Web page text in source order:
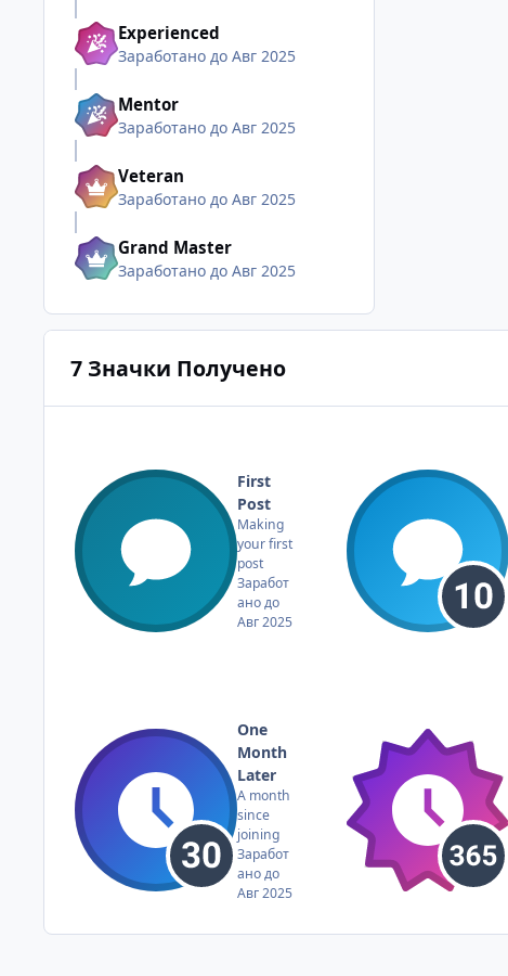
Experienced
Заработано до Авг 2025
Mentor
Заработано до Авг 2025
Veteran
Заработано до Авг 2025
Grand Master
Заработано до Авг 2025
7 Значки Получено
First
Post
Making
your first
post
Заработ
ано до
Авг 2025
One
Month
Later
A month
since
joining
Заработ
ано до
Авг 2025